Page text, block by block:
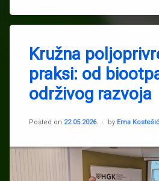
Kružna
praksi: od
održivog razvoja
Posted on 22.05.2026. by Ema Kostešić
Agronomski
fakultet
Biootpad
Dragica
Jerkov